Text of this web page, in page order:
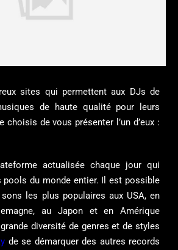
sites qui permettent aux DJs de
de haute qualité pour leurs
choisis de vous présenter l’un d’eux :
actualisée chaque jour qui
pools du monde entier. Il est possible
les plus populaires aux USA, en
au Japon et en Amérique
diversité de genres et de styles
de se démarquer des autres records